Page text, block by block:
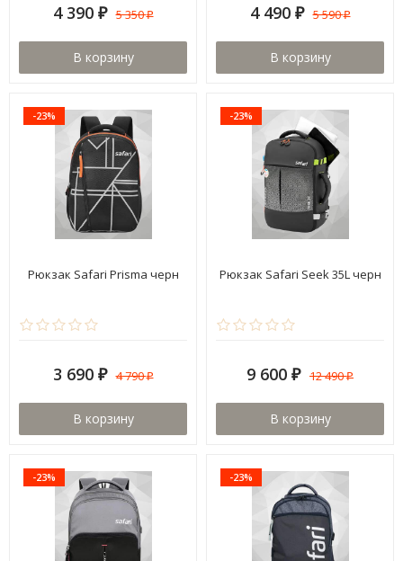
4 390 ₽ 5 350₽
В корзину
4 490 ₽ 5 590₽
В корзину
-23%
Рюкзак Safari Prisma черн
3 690 ₽ 4 790₽
В корзину
-23%
Рюкзак Safari Seek 35L черн
9 600 ₽ 12 490₽
В корзину
-23% -23%